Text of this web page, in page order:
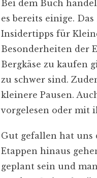
Bei dem Buch
es bereits einige.
Insidertipps für
Besonderheiten der
Bergkäse zu kaufen
zu schwer sind.
kleinere Pausen.
vorgelesen oder mit
Gut gefallen hat uns
Etappen hinaus
geplant sein und